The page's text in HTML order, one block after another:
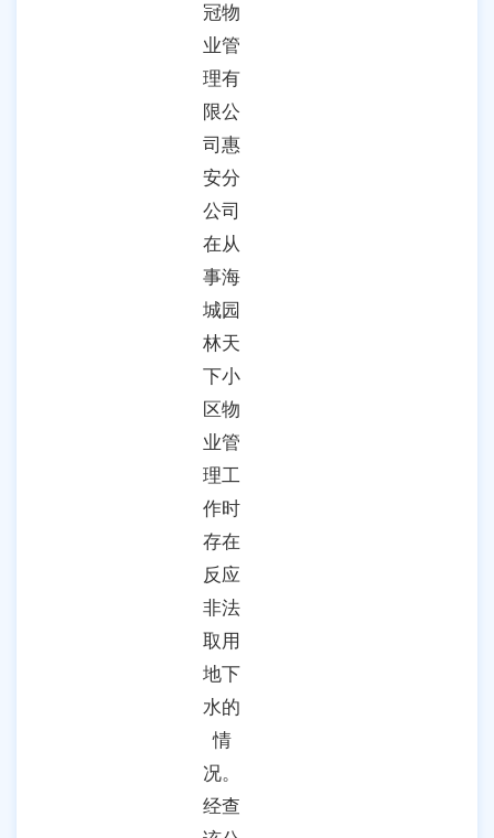
冠物
业管
理有
限公
司惠
安分
公司
在从
事海
城园
林天
下小
区物
业管
理工
作时
存在
反应
非法
取用
地下
水的
情
况。
经查